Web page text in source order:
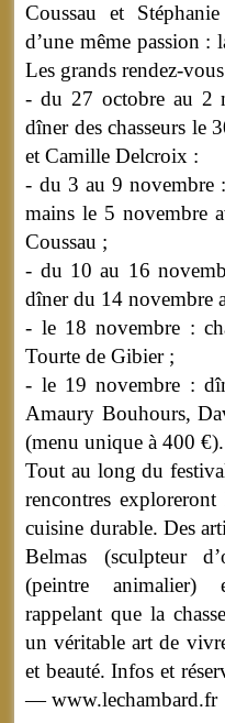
Coussau et
d’une même passion :
Les grands rendez-
- du 27 octobre au 2
dîner des chasseurs le
et Camille Delcroix :
- du 3 au 9 novembre
mains le 5 novembre
Coussau ;
- du 10 au 16
dîner du 14 novembre
- le 18 novembre :
Tourte de Gibier ;
- le 19 novembre :
Amaury Bouhours,
(menu unique à 400 €).
Tout au long du
rencontres
cuisine durable. Des
Belmas (sculpteur
(peintre animalier)
rappelant que la
un véritable art de
et beauté. Infos et
— www.lechambard.fr